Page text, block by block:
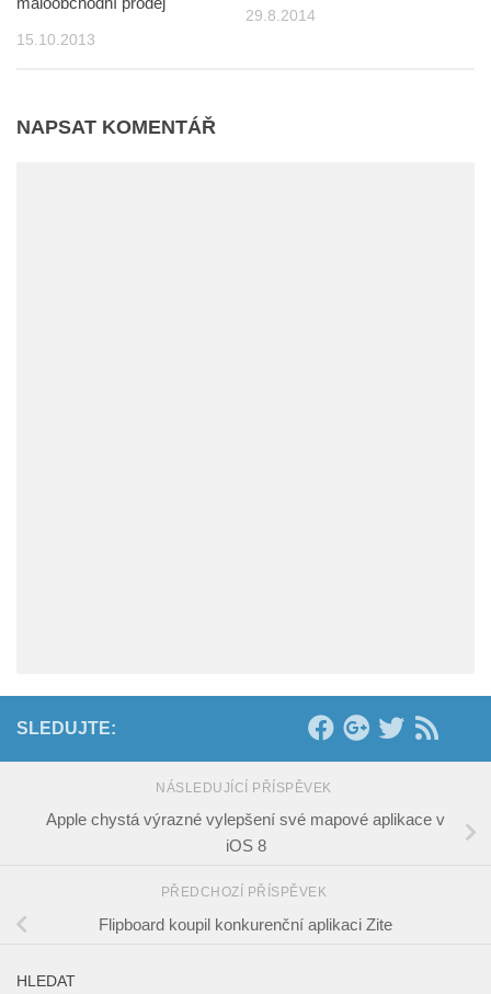
15.10.2013
29.8.2014
NAPSAT KOMENTÁŘ
SLEDUJTE:
NÁSLEDUJÍCÍ PŘÍSPĚVEK
Apple chystá výrazné vylepšení své mapové aplikace v
iOS 8
PŘEDCHOZÍ PŘÍSPĚVEK
Flipboard koupil konkurenční aplikaci Zite
HLEDAT